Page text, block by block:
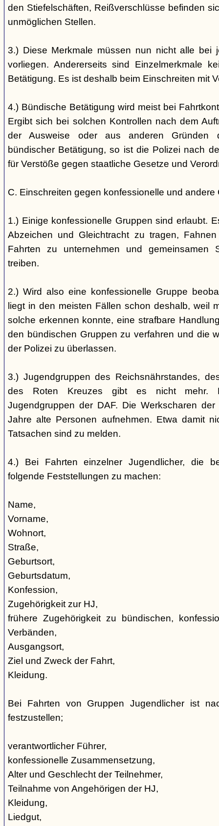
den Stiefelschäften, Reißverschlüsse befinden
unmöglichen Stellen.
3.) Diese Merkmale müssen nun nicht alle bei
vorliegen. Andererseits sind Einzelmerkmale
Betätigung. Es ist deshalb beim Einschreiten mit
4.) Bündische Betätigung wird meist bei
Ergibt sich bei solchen Kontrollen nach dem
der Ausweise oder aus anderen Gründen
bündischer Betätigung, so ist die Polizei nach
für Verstöße gegen staatliche Gesetze und
C. Einschreiten gegen konfessionelle und andere
1.) Einige konfessionelle Gruppen sind erlaubt.
Abzeichen und Gleichtracht zu tragen,
Fahrten zu unternehmen und gemeinsamen
treiben.
2.) Wird also eine konfessionelle Gruppe
liegt in den meisten Fällen schon deshalb, weil
solche erkennen konnte, eine strafbare
den bündischen Gruppen zu verfahren und die
der Polizei zu überlassen.
3.) Jugendgruppen des Reichsnährstandes,
des Roten Kreuzes gibt es nicht mehr.
Jugendgruppen der DAF. Die Werkscharen
Jahre alte Personen aufnehmen. Etwa damit
Tatsachen sind zu melden.
4.) Bei Fahrten einzelner Jugendlicher, die
folgende Feststellungen zu machen:
Name,
Vorname,
Wohnort,
Straße,
Geburtsort,
Geburtsdatum,
Konfession,
Zugehörigkeit zur HJ,
frühere Zugehörigkeit zu bündischen,
Verbänden,
Ausgangsort,
Ziel und Zweck der Fahrt,
Kleidung.
Bei Fahrten von Gruppen Jugendlicher ist
festzustellen;
verantwortlicher Führer,
konfessionelle Zusammensetzung,
Alter und Geschlecht der Teilnehmer,
Teilnahme von Angehörigen der HJ,
Kleidung,
Liedgut,